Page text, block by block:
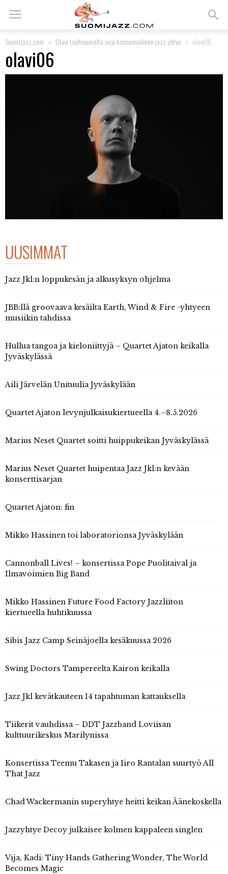
SuomiJazz.com Olavi Louhivuorelta uusi kansainvälinen jazz-yhtye olavi06
olavi06
UUSIMMAT
Jazz Jkl:n loppukesän ja alkusyksyn ohjelma
JBB:llä groovaava kesäilta Earth, Wind & Fire -yhtyeen
musiikin tahdissa
Hullua tangoa ja kieloniittyjä – Quartet Ajaton keikalla
Jyväskylässä
Aili Järvelän Unituulia Jyväskylään
Quartet Ajaton levynjulkaisukiertueella 4.–8.5.2026
Marius Neset Quartet soitti huippukeikan Jyväskylässä
Marius Neset Quartet huipentaa Jazz Jkl:n kevään
konserttisarjan
Quartet Ajaton: fin
Mikko Hassinen toi laboratorionsa Jyväskylään
Cannonball Lives! – konsertissa Pope Puolitaival ja
Ilmavoimien Big Band
Mikko Hassinen Future Food Factory Jazzliiton
kiertueella huhtikuussa
Sibis Jazz Camp Seinäjoella kesäkuussa 2026
Swing Doctors Tampereelta Kairon keikalla
Jazz Jkl kevätkauteen 14 tapahtuman kattauksella
Tiikerit vauhdissa – DDT Jazzband Loviisan
kulttuurikeskus Marilynissa
Konsertissa Teemu Takasen ja Iiro Rantalan suurtyö All
That Jazz
Chad Wackermanin superyhtye heitti keikan Äänekoskella
Jazzyhtye Decoy julkaisee kolmen kappaleen singlen
Vija, Kadi: Tiny Hands Gathering Wonder, The World
Becomes Magic